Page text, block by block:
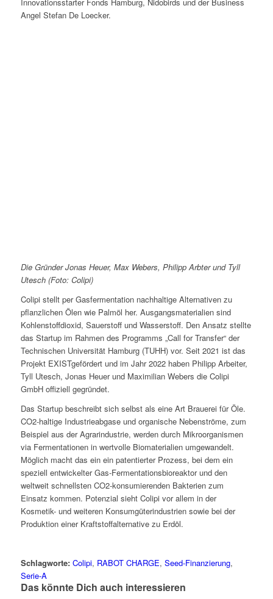
Angel Stefan De Loecker.
Die Gründer Jonas Heuer, Max Webers, Philipp Arbter und Tyll
Utesch (Foto: Colipi)
Colipi stellt per Gasfermentation nachhaltige Alternativen zu
pflanzlichen Ölen wie Palmöl her. Ausgangsmaterialien sind
Kohlenstoffdioxid, Sauerstoff und Wasserstoff. Den Ansatz stellte
das Startup im Rahmen des Programms „Call for Transfer“ der
Technischen Universität Hamburg (TUHH) vor. Seit 2021 ist das
Projekt EXISTgefördert und im Jahr 2022 haben Philipp Arbeiter,
Tyll Utesch, Jonas Heuer und Maximilian Webers die Colipi
GmbH offiziell gegründet.
Das Startup beschreibt sich selbst als eine Art Brauerei für Öle.
CO2-haltige Industrieabgase und organische Nebenströme, zum
Beispiel aus der Agrarindustrie, werden durch Mikroorganismen
via Fermentationen in wertvolle Biomaterialien umgewandelt.
Möglich macht das ein ein patentierter Prozess, bei dem ein
speziell entwickelter Gas-Fermentationsbioreaktor und den
weltweit schnellsten CO2-konsumierenden Bakterien zum
Einsatz kommen. Potenzial sieht Colipi vor allem in der
Kosmetik- und weiteren Konsumgüterindustrien sowie bei der
Produktion einer Kraftstoffalternative zu Erdöl.
Schlagworte: Colipi, RABOT CHARGE, Seed-Finanzierung,
Serie-A
Das könnte Dich auch interessieren